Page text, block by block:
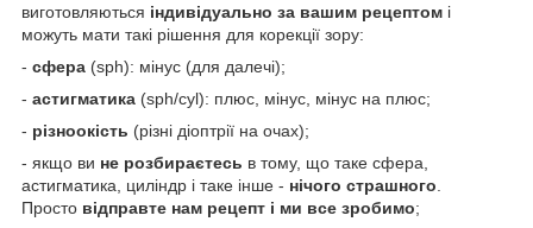
виготовляються індивідуально за вашим рецептом і
можуть мати такі рішення для корекції зору:
- сфера (sph): мінус (для далечі);
- астигматика (sph/cyl): плюс, мінус, мінус на плюс;
- різноокість (різні діоптрії на очах);
- якщо ви не розбираєтесь в тому, що таке сфера,
астигматика, циліндр і таке інше - нічого страшного
Просто відправте нам рецепт і ми все зробимо;